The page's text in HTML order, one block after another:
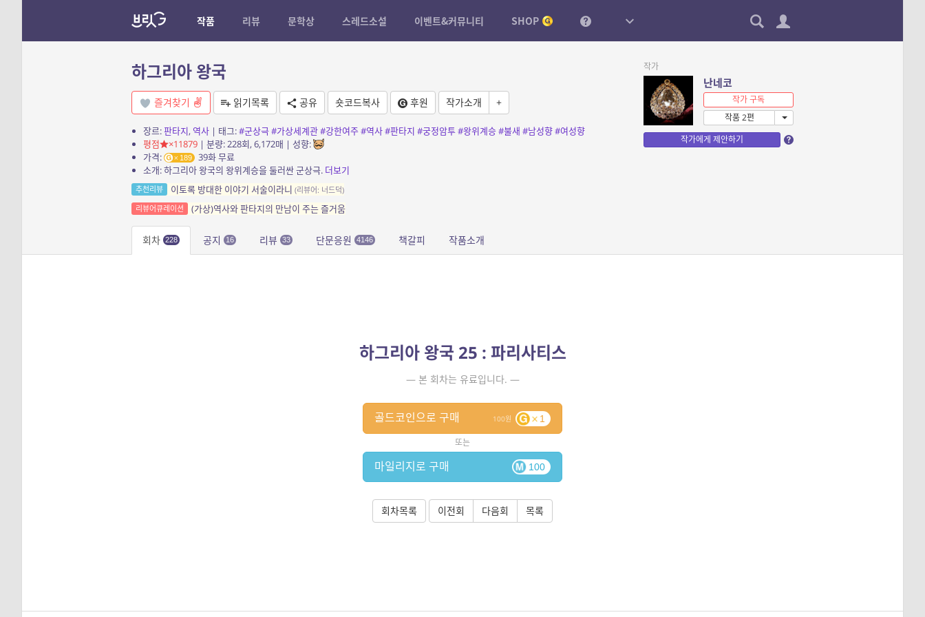
작품 리뷰 문학상 스레드소설 이벤트&커뮤니티 SHOP
하그리아 왕국
즐겨찾기 읽기목록 공유 숏코드복사 후원 작가소개 +
장르:판타지, 역사| 태그:#군상극#가상세계관#강한여주#역사#판타지 #궁정암투#왕위계승#불새 #남성향#여성향
평점
×11879| 분량: 228회, 6,172매 | 성향:
가격:
189
39화 무료
소개: 하그리아 왕국의 왕위계승을 둘러싼 군상극. 더보기
추천리뷰 이토록 방대한 이야기 서술이라니 (리뷰어: 너드덕)
리뷰어큐레이션
(가상)역사와 판타지의 만남이 주는 즐거움
작가
난네코
작가 구독
작품 2편
작가에게 제안하기
회차 228 공지 16 리뷰 33 단문응원 4146 책갈피 작품소개
하그리아 왕국 25 : 파리사티스
— 본 회차는 유료입니다. —
100 1
골드코인으로 구매
또는
100
마일리지로 구매
회차목록 이전회 다음회 목록